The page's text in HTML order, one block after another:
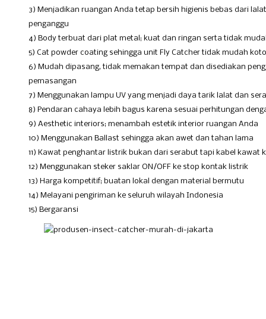
3) Menjadikan ruangan Anda tetap bersih higienis bebas dari
penganggu
4) Body terbuat dari plat metal; kuat dan ringan serta tidak
5) Cat powder coating sehingga unit Fly Catcher tidak mudah
6) Mudah dipasang, tidak memakan tempat dan disediakan
pemasangan
7) Menggunakan lampu UV yang menjadi daya tarik lalat dan
8) Pendaran cahaya lebih bagus karena sesuai perhitungan
9) Aesthetic interiors; menambah estetik interior ruangan Anda
10) Menggunakan Ballast sehingga akan awet dan tahan lama
11) Kawat penghantar listrik bukan dari serabut tapi kabel kawat
12) Menggunakan steker saklar ON/OFF ke stop kontak listrik
13) Harga kompetitif; buatan lokal dengan material bermutu
14) Melayani pengiriman ke seluruh wilayah Indonesia
15) Bergaransi